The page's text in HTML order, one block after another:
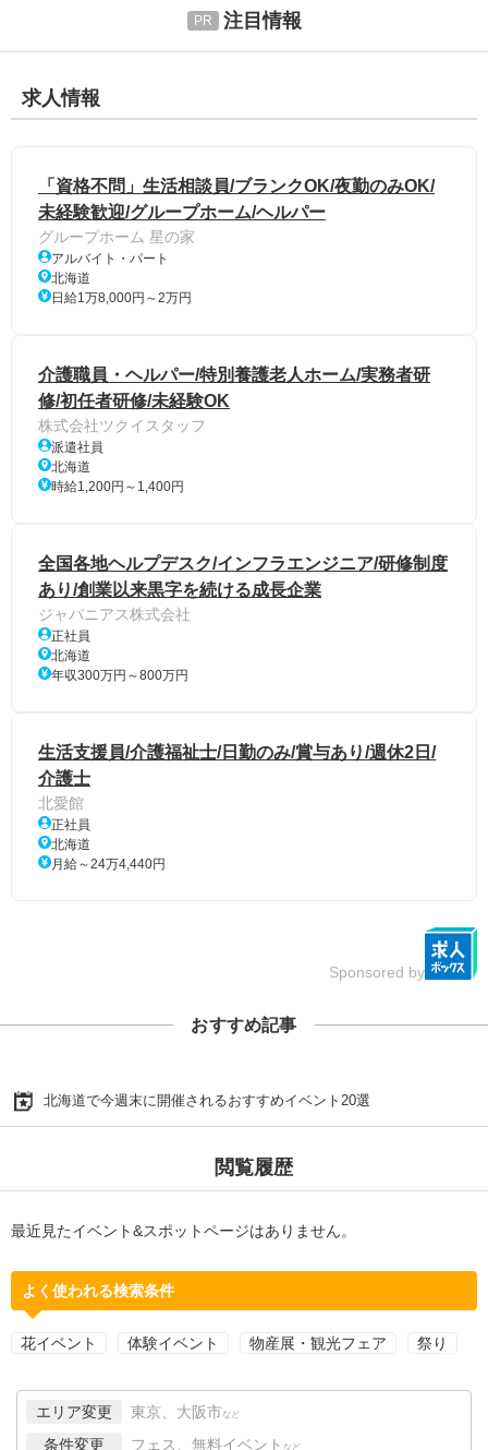
注目情報
求人情報
「資格不問」生活相談員/ブランクOK/夜勤のみOK/
未経験歓迎/グループホーム/ヘルパー
グループホーム 星の家
アルバイト・パート
北海道
日給1万8,000円～2万円
介護職員・ヘルパー/特別養護老人ホーム/実務者研
修/初任者研修/未経験OK
株式会社ツクイスタッフ
派遣社員
北海道
時給1,200円～1,400円
全国各地ヘルプデスク/インフラエンジニア/研修制度
あり/創業以来黒字を続ける成長企業
ジャパニアス株式会社
正社員
北海道
年収300万円～800万円
生活支援員/介護福祉士/日勤のみ/賞与あり/週休2日/
介護士
北愛館
正社員
北海道
月給～24万4,440円
Sponsored by
おすすめ記事
北海道で今週末に開催されるおすすめイベント20選
閲覧履歴
最近見たイベント&スポットページはありません。
よく使われる検索条件
花イベント 体験イベント 物産展・観光フェア 祭り
エリア変更 東京、大阪市 など
条件変更 フェス、無料イベント など